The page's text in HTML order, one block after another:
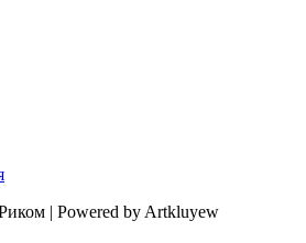
| Powered by Artkluyew